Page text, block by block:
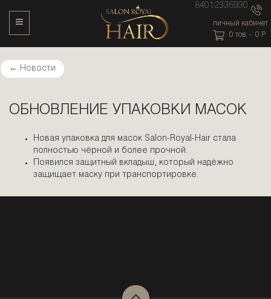
84012336930
личный кабинет
0 тов. - 0 P
Toggle Navigation
← Новости
ОБНОВЛЕНИЕ УПАКОВКИ МАСОК
Новая упаковка для масок Salon-Royal-Hair стала
полностью чёрной и более прочной.
Появился защитный вкладыш, который надёжно
защищает маску при транспортировке.